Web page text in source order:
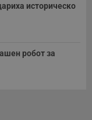
историческо
робот за